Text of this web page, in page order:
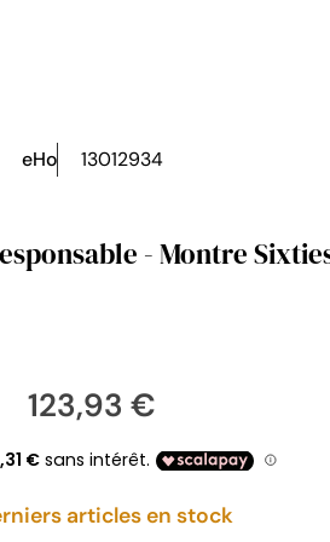
eHo 13012934
Montre eHo - Ecoresponsable -
123,93 €
articles en stock